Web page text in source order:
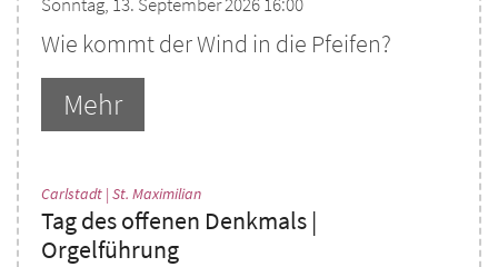
Wie kommt der Wind in die Pfeifen?
Mehr
Carlstadt | St. Maximilian:
Tag des offenen Denkmals |
Orgelführung